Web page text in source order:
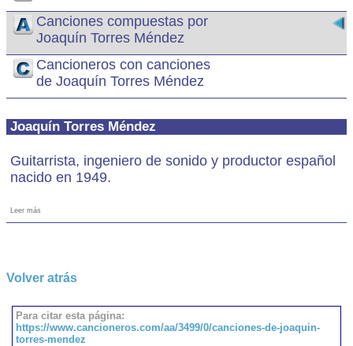
Canciones compuestas por
Joaquín Torres Méndez
Cancioneros con canciones
de Joaquín Torres Méndez
Joaquín Torres Méndez
Guitarrista, ingeniero de sonido y productor español
nacido en 1949.
Leer más
Volver atrás
Para citar esta página:
https://www.cancioneros.com/aa/3499/0/canciones-de-joaquin-
torres-mendez